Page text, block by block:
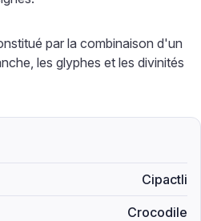
par la combinaison d'un
les glyphes et les divinités
Cipactli
Crocodile